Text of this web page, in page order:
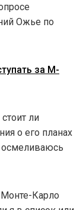
Ожье по
за M-
ли
о его планах
осмеливаюсь
Карло